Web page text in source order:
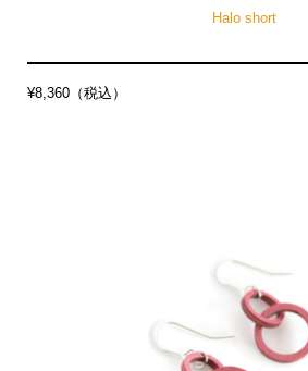
Halo short
¥8,360（税込）